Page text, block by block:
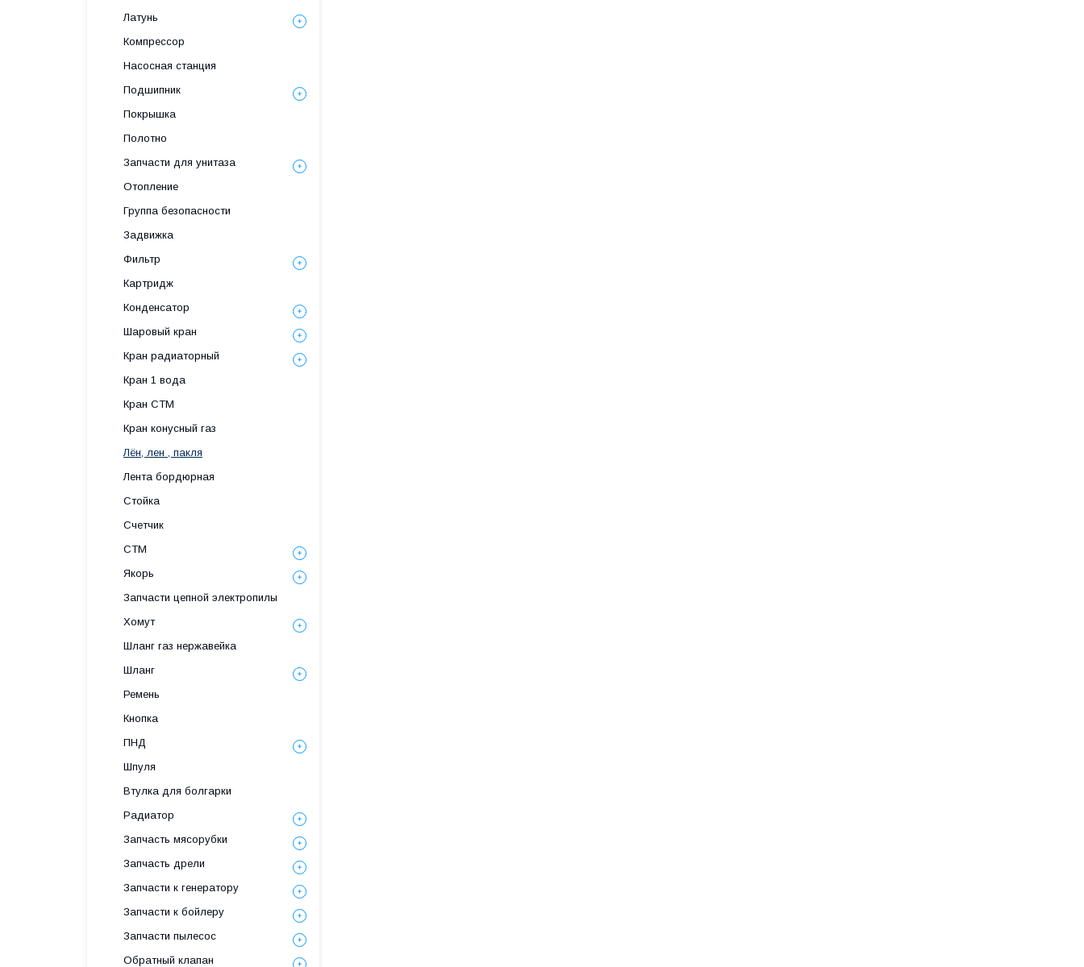
Латунь
Компрессор
Насосная станция
Подшипник
Покрышка
Полотно
Запчасти для унитаза
Отопление
Группа безопасности
Задвижка
Фильтр
Картридж
Конденсатор
Шаровый кран
Кран радиаторный
Кран 1 вода
Кран СТМ
Кран конусный газ
Лён, лен , пакля
Лента бордюрная
Стойка
Счетчик
СТМ
Якорь
Запчасти цепной электропилы
Хомут
Шланг газ нержавейка
Шланг
Ремень
Кнопка
ПНД
Шпуля
Втулка для болгарки
Радиатор
Запчасть мясорубки
Запчасть дрели
Запчасти к генератору
Запчасти к бойлеру
Запчасти пылесос
Обратный клапан